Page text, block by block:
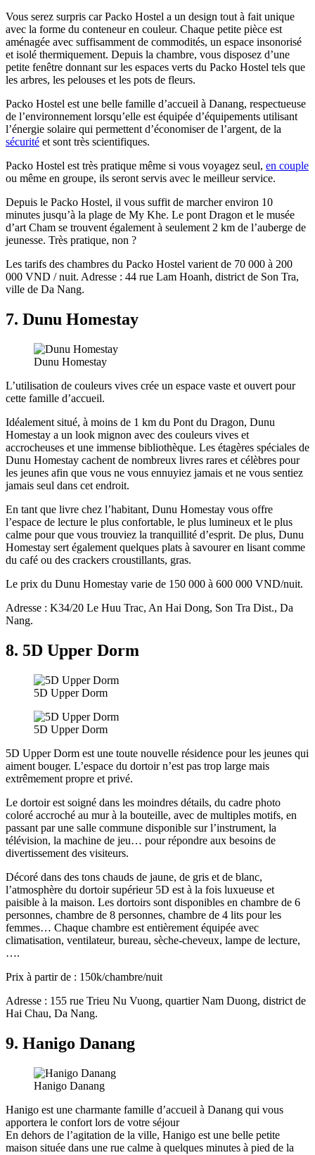
Vous serez surpris car Packo Hostel a un design tout à fait unique
avec la forme du conteneur en couleur. Chaque petite pièce est
aménagée avec suffisamment de commodités, un espace insonorisé
et isolé thermiquement. Depuis la chambre, vous disposez d’une
petite fenêtre donnant sur les espaces verts du Packo Hostel tels que
les arbres, les pelouses et les pots de fleurs.
Packo Hostel est une belle famille d’accueil à Danang, respectueuse
de l’environnement lorsqu’elle est équipée d’équipements utilisant
l’énergie solaire qui permettent d’économiser de l’argent, de la
sécurité et sont très scientifiques.
Packo Hostel est très pratique même si vous voyagez seul, en couple
ou même en groupe, ils seront servis avec le meilleur service.
Depuis le Packo Hostel, il vous suffit de marcher environ 10
minutes jusqu’à la plage de My Khe. Le pont Dragon et le musée
d’art Cham se trouvent également à seulement 2 km de l’auberge de
jeunesse. Très pratique, non ?
Les tarifs des chambres du Packo Hostel varient de 70 000 à 200
000 VND / nuit. Adresse : 44 rue Lam Hoanh, district de Son Tra,
ville de Da Nang.
7. Dunu Homestay
Dunu Homestay
L’utilisation de couleurs vives crée un espace vaste et ouvert pour
cette famille d’accueil.
Idéalement situé, à moins de 1 km du Pont du Dragon, Dunu
Homestay a un look mignon avec des couleurs vives et
accrocheuses et une immense bibliothèque. Les étagères spéciales de
Dunu Homestay cachent de nombreux livres rares et célèbres pour
les jeunes afin que vous ne vous ennuyiez jamais et ne vous sentiez
jamais seul dans cet endroit.
En tant que livre chez l’habitant, Dunu Homestay vous offre
l’espace de lecture le plus confortable, le plus lumineux et le plus
calme pour que vous trouviez la tranquillité d’esprit. De plus, Dunu
Homestay sert également quelques plats à savourer en lisant comme
du café ou des crackers croustillants, gras.
Le prix du Dunu Homestay varie de 150 000 à 600 000 VND/nuit.
Adresse : K34/20 Le Huu Trac, An Hai Dong, Son Tra Dist., Da
Nang.
8. 5D Upper Dorm
5D Upper Dorm
5D Upper Dorm
5D Upper Dorm est une toute nouvelle résidence pour les jeunes qui
aiment bouger. L’espace du dortoir n’est pas trop large mais
extrêmement propre et privé.
Le dortoir est soigné dans les moindres détails, du cadre photo
coloré accroché au mur à la bouteille, avec de multiples motifs, en
passant par une salle commune disponible sur l’instrument, la
télévision, la machine de jeu… pour répondre aux besoins de
divertissement des visiteurs.
Décoré dans des tons chauds de jaune, de gris et de blanc,
l’atmosphère du dortoir supérieur 5D est à la fois luxueuse et
paisible à la maison. Les dortoirs sont disponibles en chambre de 6
personnes, chambre de 8 personnes, chambre de 4 lits pour les
femmes… Chaque chambre est entièrement équipée avec
climatisation, ventilateur, bureau, sèche-cheveux, lampe de lecture,
….
Prix à partir de : 150k/chambre/nuit
Adresse : 155 rue Trieu Nu Vuong, quartier Nam Duong, district de
Hai Chau, Da Nang.
9. Hanigo Danang
Hanigo Danang
Hanigo est une charmante famille d’accueil à Danang qui vous
apportera le confort lors de votre séjour
En dehors de l’agitation de la ville, Hanigo est une belle petite
maison située dans une rue calme à quelques minutes à pied de la